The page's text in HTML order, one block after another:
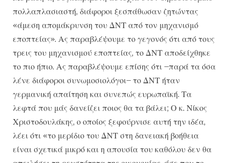
πολλαπλασιαστή, διάφοροι ξεσπάθωσαν ζητώντας
«άμεση απομάκρυνση του ΔΝΤ από τον μηχανισμό
εποπτείας». Ας παραβλέψουμε το γεγονός ότι από τους
τρεις του μηχανισμού εποπτείας, το ΔΝΤ αποδείχθηκε
το πιο ήπιο. Ας παραβλέψουμε επίσης ότι –παρά τα όσα
λένε διάφοροι συνωμοσιολόγοι– το ΔΝΤ ήταν
γερμανική απαίτηση και συνεπώς ευρωπαϊκή. Τα
λεφτά που μάς δανείζει ποιος θα τα βάλει; Ο κ. Νίκος
Χριστοδουλάκης, ο οποίος ξεφούρνισε αυτή την ιδέα,
λέει ότι «το μερίδιο του ΔΝΤ στη δανειακή βοήθεια
είναι σχετικά μικρό και η απουσία του καθόλου δεν θα